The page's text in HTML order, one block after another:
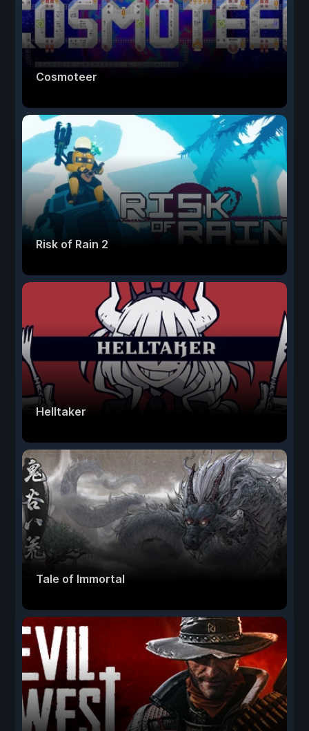
Cosmoteer
Risk of Rain 2
Helltaker
Tale of Immortal